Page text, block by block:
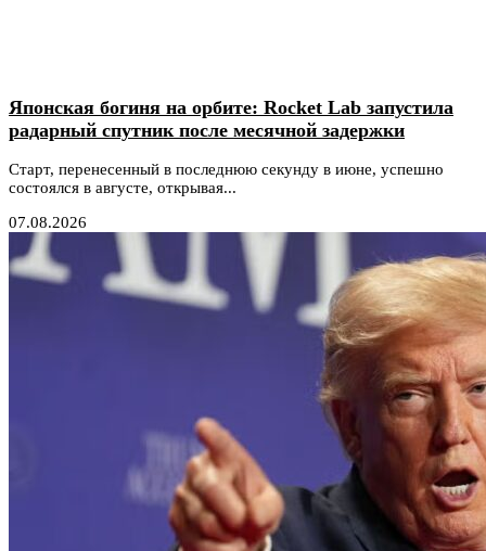
Японская богиня на орбите: Rocket Lab запустила
радарный спутник после месячной задержки
Старт, перенесенный в последнюю секунду в июне, успешно
состоялся в августе, открывая...
07.08.2026